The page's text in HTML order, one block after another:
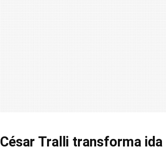
César Tralli transforma